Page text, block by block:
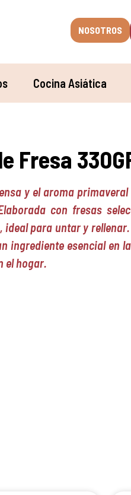
NOSOTROS
Cocina Asiática
Fresa
y el aroma
con fresas
ideal para untar y
ingrediente esencial en
el hogar.